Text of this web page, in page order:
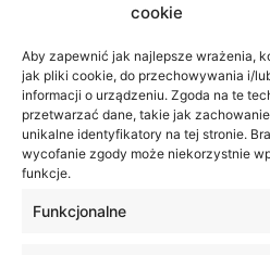
cookie
Aby zapewnić jak najlepsze wrażenia,
jak pliki cookie, do przechowywania i/
informacji o urządzeniu. Zgoda na te
przetwarzać dane, takie jak
unikalne identyfikatory na tej stronie.
wycofanie zgody może niekorzystnie
funkcje.
Funkcjonalne
WSEI
ul.
4